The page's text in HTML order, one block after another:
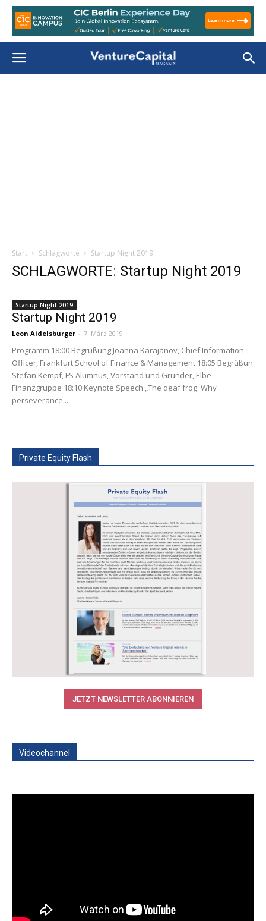
Start Schlagworte Startup Night 2019
SCHLAGWORTE: Startup Night 2019
Startup Night 2019
Startup Night 2019
Leon Aidelsburger - 7. März 2019
Programm 18:00 Begrüßung Joanna Karajanov, Chief Information
Officer, Frankfurt School of Finance & Management 18:05 Begrüßun
Stefan Kempf, FS Alumnus, Vorstand und Gründer, Elbe
Finanzgruppe 18:10 Keynote Speech „The deaf frog. Why
perseverance...
Private Equity Flash
JETZT NEWSLETTER ABONNIEREN
Videochannel